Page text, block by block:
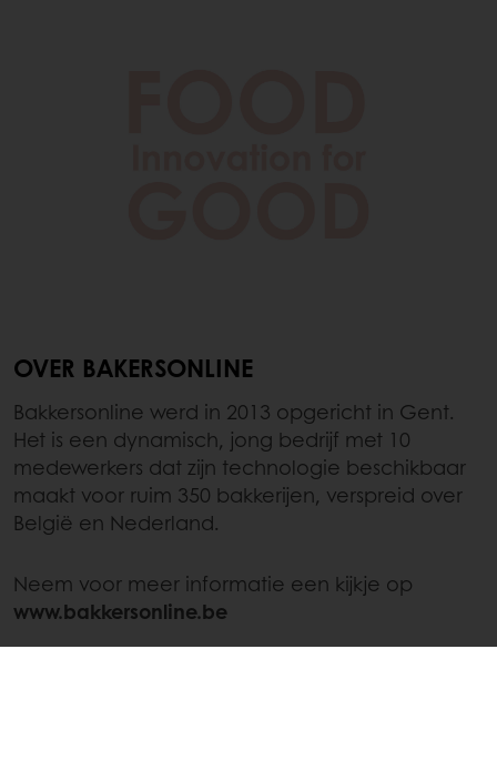
OVER BAKERSONLINE
Bakkersonline werd in 2013 opgericht in Gent.
Het is een dynamisch, jong bedrijf met 10
medewerkers dat zijn technologie beschikbaar
maakt voor ruim 350 bakkerijen, verspreid over
België en Nederland.
Neem voor meer informatie een kijkje op
www.bakkersonline.be